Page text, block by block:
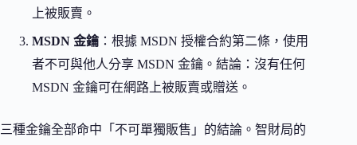
上被販賣。
MSDN 金鑰 ：根據 MSDN 授權合約第二條，使用
者不可與他人分享 MSDN 金鑰。結論：沒有任何
MSDN 金鑰可在網路上被販賣或贈送。
三種金鑰全部命中「不可單獨販售」的結論。智財局的